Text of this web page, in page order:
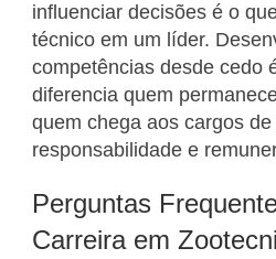
influenciar decisões é o
técnico em um líder.
competências desde cedo
diferencia quem
quem chega aos cargos
responsabilidade e
Perguntas
Carreira em